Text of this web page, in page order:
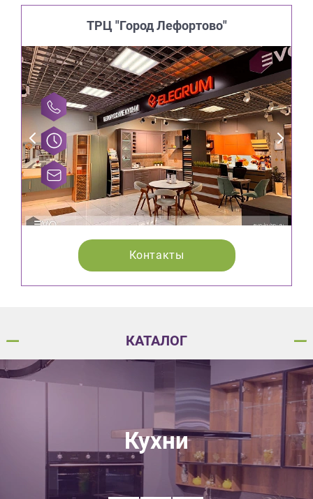
ТРЦ "Город Лефортово"
Контакты
КАТАЛОГ
Кухни